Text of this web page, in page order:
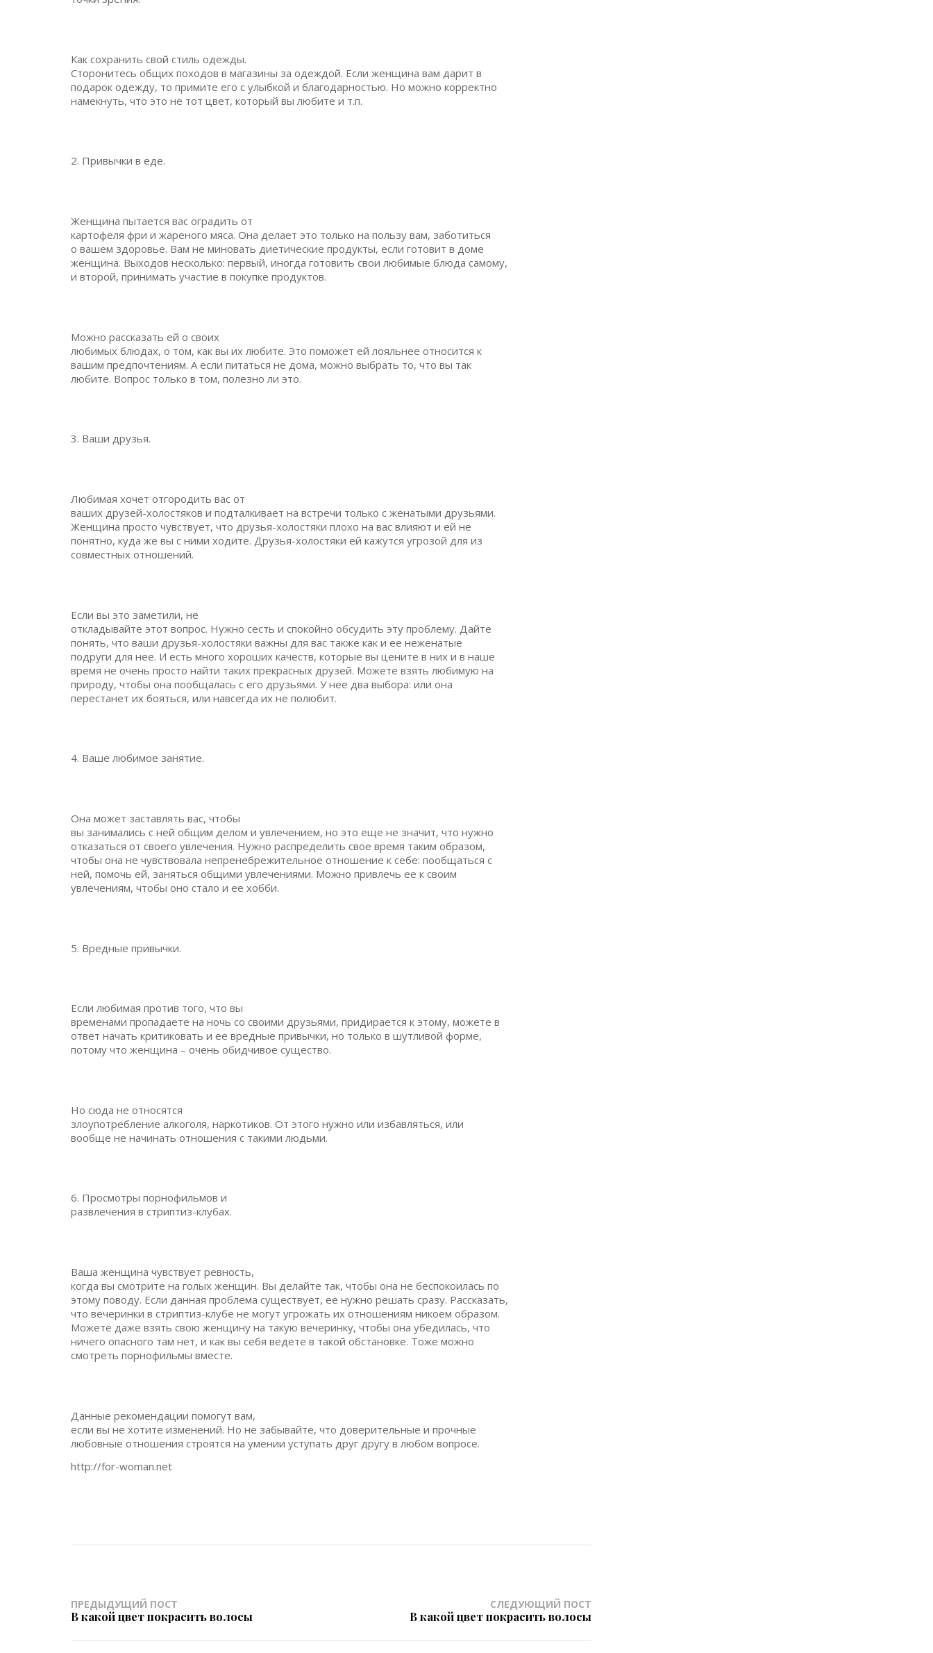
Как сохранить свой стиль одежды.
Сторонитесь общих походов в магазины за одеждой. Если женщина вам дарит в
подарок одежду, то примите его с улыбкой и благодарностью. Но можно корректно
намекнуть, что это не тот цвет, который вы любите и т.п.
2. Привычки в еде.
Женщина пытается вас оградить от
картофеля фри и жареного мяса. Она делает это только на пользу вам, заботиться
о вашем здоровье. Вам не миновать диетические продукты, если готовит в доме
женщина. Выходов несколько: первый, иногда готовить свои любимые блюда самому,
и второй, принимать участие в покупке продуктов.
Можно рассказать ей о своих
любимых блюдах, о том, как вы их любите. Это поможет ей лояльнее относится к
вашим предпочтениям. А если питаться не дома, можно выбрать то, что вы так
любите. Вопрос только в том, полезно ли это.
3. Ваши друзья.
Любимая хочет отгородить вас от
ваших друзей-холостяков и подталкивает на встречи только с женатыми друзьями.
Женщина просто чувствует, что друзья-холостяки плохо на вас влияют и ей не
понятно, куда же вы с ними ходите. Друзья-холостяки ей кажутся угрозой для из
совместных отношений.
Если вы это заметили, не
откладывайте этот вопрос. Нужно сесть и спокойно обсудить эту проблему. Дайте
понять, что ваши друзья-холостяки важны для вас также как и ее неженатые
подруги для нее. И есть много хороших качеств, которые вы цените в них и в наше
время не очень просто найти таких прекрасных друзей. Можете взять любимую на
природу, чтобы она пообщалась с его друзьями. У нее два выбора: или она
перестанет их бояться, или навсегда их не полюбит.
4. Ваше любимое занятие.
Она может заставлять вас, чтобы
вы занимались с ней общим делом и увлечением, но это еще не значит, что нужно
отказаться от своего увлечения. Нужно распределить свое время таким образом,
чтобы она не чувствовала непренебрежительное отношение к себе: пообщаться с
ней, помочь ей, заняться общими увлечениями. Можно привлечь ее к своим
увлечениям, чтобы оно стало и ее хобби.
5. Вредные привычки.
Если любимая против того, что вы
временами пропадаете на ночь со своими друзьями, придирается к этому, можете в
ответ начать критиковать и ее вредные привычки, но только в шутливой форме,
потому что женщина – очень обидчивое существо.
Но сюда не относятся
злоупотребление алкоголя, наркотиков. От этого нужно или избавляться, или
вообще не начинать отношения с такими людьми.
6. Просмотры порнофильмов и
развлечения в стриптиз-клубах.
Ваша женщина чувствует ревность,
когда вы смотрите на голых женщин. Вы делайте так, чтобы она не беспокоилась по
этому поводу. Если данная проблема существует, ее нужно решать сразу. Рассказать,
что вечеринки в стриптиз-клубе не могут угрожать их отношениям никоем образом.
Можете даже взять свою женщину на такую вечеринку, чтобы она убедилась, что
ничего опасного там нет, и как вы себя ведете в такой обстановке. Тоже можно
смотреть порнофильмы вместе.
Данные рекомендации помогут вам,
если вы не хотите изменений. Но не забывайте, что доверительные и прочные
любовные отношения строятся на умении уступать друг другу в любом вопросе.
http://for-woman.net
ПРЕДЫДУЩИЙ ПОСТ
В какой цвет покрасить волосы
СЛЕДУЮЩИЙ ПОСТ
В какой цвет покрасить волосы